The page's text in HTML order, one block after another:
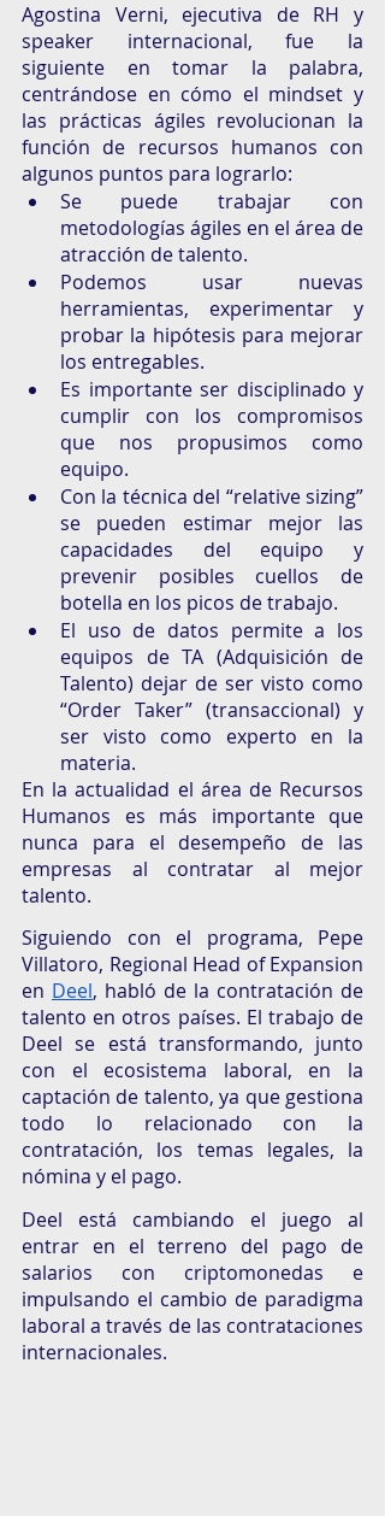
Agostina Verni, ejecutiva de RH y
speaker internacional, fue la
siguiente en tomar la palabra,
centrándose en cómo el mindset y
las prácticas ágiles revolucionan la
función de recursos humanos con
algunos puntos para lograrlo:
Se puede trabajar con
metodologías ágiles en el área de
atracción de talento.
Podemos usar nuevas
herramientas, experimentar y
probar la hipótesis para mejorar
los entregables.
Es importante ser disciplinado y
cumplir con los compromisos
que nos propusimos como
equipo.
Con la técnica del “relative sizing”
se pueden estimar mejor las
capacidades del equipo y
prevenir posibles cuellos de
botella en los picos de trabajo.
El uso de datos permite a los
equipos de TA (Adquisición de
Talento) dejar de ser visto como
“Order Taker” (transaccional) y
ser visto como experto en la
materia.
En la actualidad el área de Recursos
Humanos es más importante que
nunca para el desempeño de las
empresas al contratar al mejor
talento.
Siguiendo con el programa, Pepe
Villatoro, Regional Head of Expansion
en Deel, habló de la contratación de
talento en otros países. El trabajo de
Deel se está transformando, junto
con el ecosistema laboral, en la
captación de talento, ya que gestiona
todo lo relacionado con la
contratación, los temas legales, la
nómina y el pago.
Deel está cambiando el juego al
entrar en el terreno del pago de
salarios con criptomonedas e
impulsando el cambio de paradigma
laboral a través de las contrataciones
internacionales.